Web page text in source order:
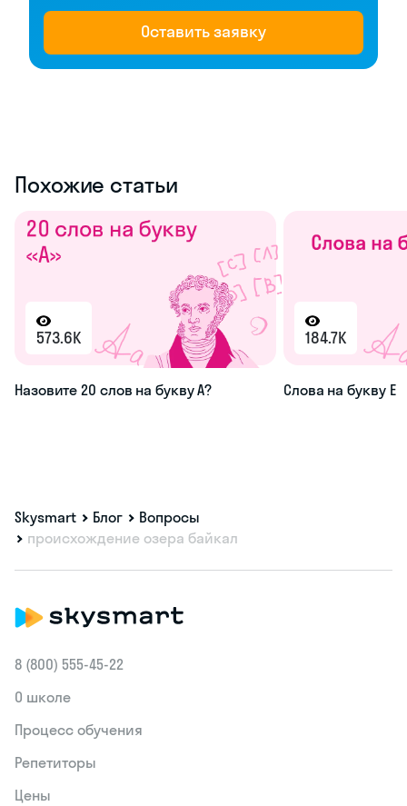
Оставить заявку
Похожие статьи
573.6K
Назовите 20 слов на букву А?
184.7K
Слова на букву Е
Skysmart Блог
Вопросы
происхождение озера байкал
8 (800) 555‑45-22
О школе
Процесс обучения
Репетиторы
Цены